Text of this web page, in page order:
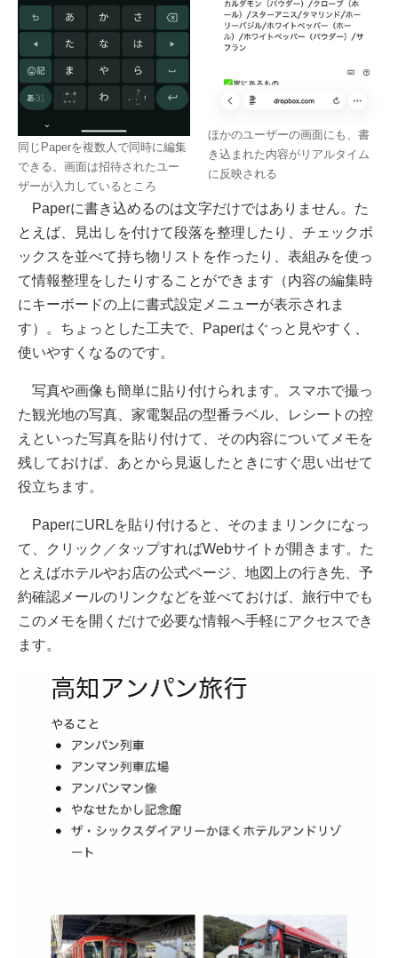
同じPaperを複数人で同時に編集
できる。画面は招待されたユー
ザーが入力しているところ
ほかのユーザーの画面にも、書
き込まれた内容がリアルタイム
に反映される
Paperに書き込めるのは文字だけではありません。た
とえば、見出しを付けて段落を整理したり、チェックボ
ックスを並べて持ち物リストを作ったり、表組みを使っ
て情報整理をしたりすることができます（内容の編集時
にキーボードの上に書式設定メニューが表示されま
す）。ちょっとした工夫で、Paperはぐっと見やすく、
使いやすくなるのです。
写真や画像も簡単に貼り付けられます。スマホで撮っ
た観光地の写真、家電製品の型番ラベル、レシートの控
えといった写真を貼り付けて、その内容についてメモを
残しておけば、あとから見返したときにすぐ思い出せて
役立ちます。
PaperにURLを貼り付けると、そのままリンクになっ
て、クリック／タップすればWebサイトが開きます。た
とえばホテルやお店の公式ページ、地図上の行き先、予
約確認メールのリンクなどを並べておけば、旅行中でも
このメモを開くだけで必要な情報へ手軽にアクセスでき
ます。